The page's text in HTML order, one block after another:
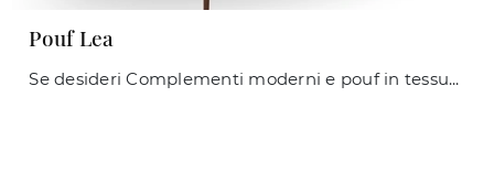
Pouf Lea
Se desideri Complementi moderni e pouf in tessuto scopri di più sul modello Pouf Lea dell'azienda Midj.